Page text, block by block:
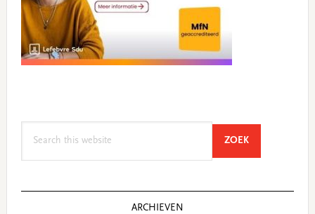
ZOEKSEARCH
ARCHIEVEN